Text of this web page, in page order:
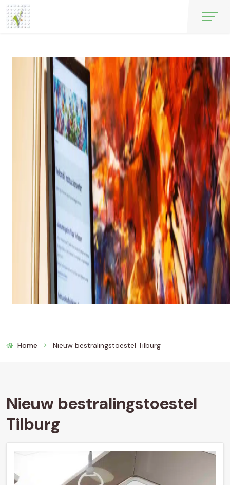
Home chevron_right Nieuw bestralingstoestel Tilburg
Nieuw bestralingstoestel
Tilburg